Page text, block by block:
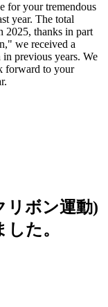
for your tremendous
year. The total
2025, thanks in part
we received a
previous years. We
forward to your
リボン運動)
た。